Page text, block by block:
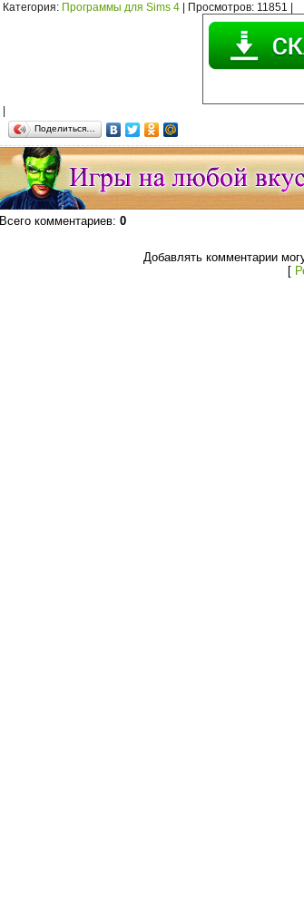
Категория: Программы для Sims 4 Просмотров: 11851 |
Поделиться…
Всего комментариев: 0
Добавлять комментарии
[